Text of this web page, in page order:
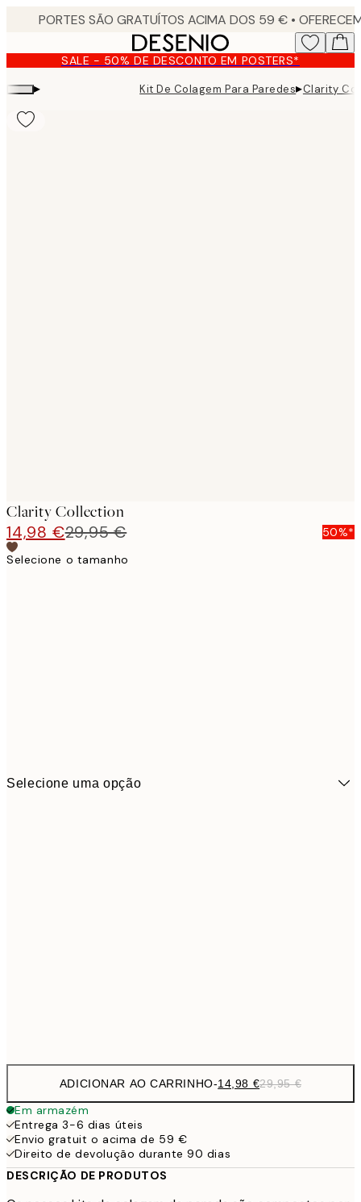
content. SALE - 50% DE DESCONTO EM POSTERS*
▸ Kit De Colagem Para Paredes▸Clarity
Clarity Collection
14,98 €29,95 €
50%*
Selecione o tamanho
Selecione uma opção
ADICIONAR AO CARRINHO-14,98 €29,95 €
Em armazém
Entrega 3-6 dias úteis
Envio gratuit o acima de 59 €
Direito de devolução durante 90 dias
DESCRIÇÃO DE PRODUTOS